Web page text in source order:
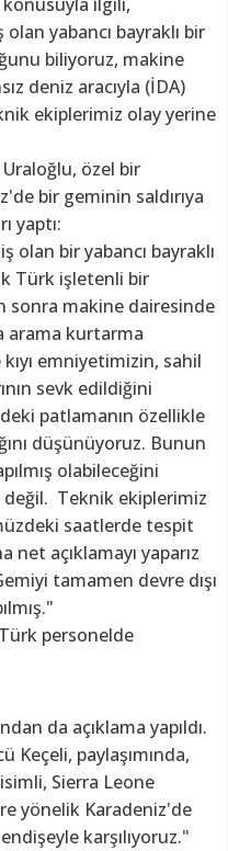
yabancı bayraklı bir
biliyoruz, makine
deniz aracıyla (İDA)
ekiplerimiz olay yerine
Uraloğlu, özel bir
bir geminin saldırıya
yaptı:
olan bir yabancı bayraklı
Türk işletenli bir
sonra makine dairesinde
arama kurtarma
emniyetimizin, sahil
sevk edildiğini
patlamanın özellikle
düşünüyoruz. Bunun
olabileceğini
değil. Teknik ekiplerimiz
saatlerde tespit
açıklamayı yaparız
tamamen devre dışı
personelde
da açıklama yapıldı.
Keçeli, paylaşımında,
Sierra Leone
yönelik Karadeniz'de
karşılıyoruz."